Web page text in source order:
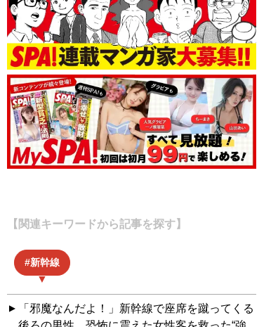
【関連キーワードから記事を探す】
新幹線
「邪魔なんだよ！」新幹線で座席を蹴ってくる